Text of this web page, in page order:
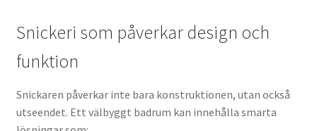
Snickeri som påverkar design och
funktion
Snickaren påverkar inte bara konstruktionen, utan också
utseendet. Ett välbyggt badrum kan innehålla smarta